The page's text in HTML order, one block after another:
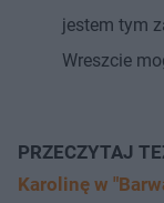
jestem tym
Wreszcie
PRZECZYTAJ
Karolinę w